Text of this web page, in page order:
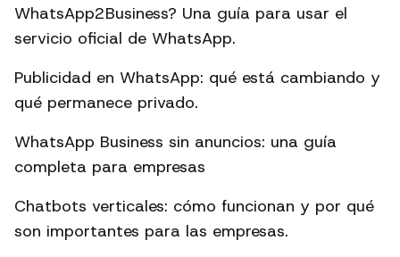
WhatsApp2Business? Una guía para usar el
servicio oficial de WhatsApp.
Publicidad en WhatsApp: qué está cambiando y
qué permanece privado.
WhatsApp Business sin anuncios: una guía
completa para empresas
Chatbots verticales: cómo funcionan y por qué
son importantes para las empresas.